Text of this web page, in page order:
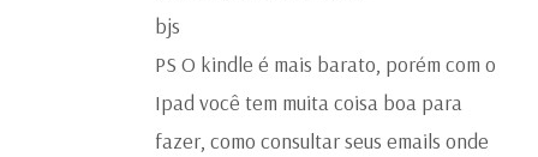
bjs
PS O kindle é mais barato, porém com o
Ipad você tem muita coisa boa para
fazer, como consultar seus emails onde